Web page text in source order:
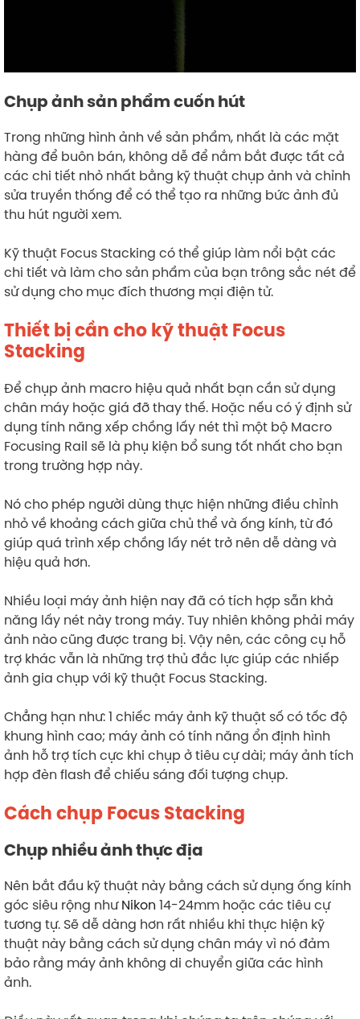
Chụp ảnh sản phẩm cuốn hút
Trong những hình ảnh về sản phẩm, nhất là các mặt
hàng để buôn bán, không dễ để nắm bắt được tất cả
các chi tiết nhỏ nhất bằng kỹ thuật chụp ảnh và chỉnh
sửa truyền thống để có thể tạo ra những bức ảnh đủ
thu hút người xem.
Kỹ thuật Focus Stacking có thể giúp làm nổi bật các
chi tiết và làm cho sản phẩm của bạn trông sắc nét để
sử dụng cho mục đích thương mại điện tử.
Thiết bị cần cho kỹ thuật Focus
Stacking
Để chụp ảnh macro hiệu quả nhất bạn cần sử dụng
chân máy hoặc giá đỡ thay thế. Hoặc nếu có ý định sử
dụng tính năng xếp chồng lấy nét thì một bộ Macro
Focusing Rail sẽ là phụ kiện bổ sung tốt nhất cho bạn
trong trường hợp này.
Nó cho phép người dùng thực hiện những điều chỉnh
nhỏ về khoảng cách giữa chủ thể và ống kính, từ đó
giúp quá trình xếp chồng lấy nét trở nên dễ dàng và
hiệu quả hơn.
Nhiều loại máy ảnh hiện nay đã có tích hợp sẵn khả
năng lấy nét này trong máy. Tuy nhiên không phải máy
ảnh nào cũng được trang bị. Vậy nên, các công cụ hỗ
trợ khác vẫn là những trợ thủ đắc lực giúp các nhiếp
ảnh gia chụp với kỹ thuật Focus Stacking.
Chẳng hạn như: 1 chiếc máy ảnh kỹ thuật số có tốc độ
khung hình cao; máy ảnh có tính năng ổn định hình
ảnh hỗ trợ tích cực khi chụp ở tiêu cự dài; máy ảnh tích
hợp đèn flash để chiếu sáng đối tượng chụp.
Cách chụp Focus Stacking
Chụp nhiều ảnh thực địa
Nên bắt đầu kỹ thuật này bằng cách sử dụng ống kính
góc siêu rộng nhưNikon 14-24mm hoặc các tiêu cự
tương tự. Sẽ dễ dàng hơn rất nhiều khi thực hiện kỹ
thuật này bằng cách sử dụng chân máy vì nó đảm
bảo rằng máy ảnh không di chuyển giữa các hình
ảnh.